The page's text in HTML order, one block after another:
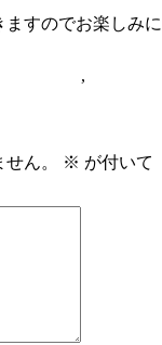
すのでお楽しみに
,
ん。
※ が付いて